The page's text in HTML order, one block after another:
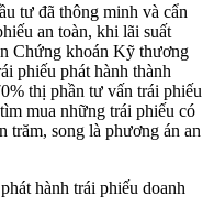
tư đã thông minh và cẩn
an toàn, khi lãi suất
Chứng khoán Kỹ thương
phiếu phát hành thành
thị phần tư vấn trái phiếu
mua những trái phiếu có
trăm, song là phương án an
hành trái phiếu doanh